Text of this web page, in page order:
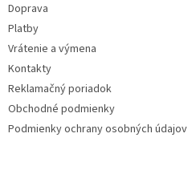
Doprava
Platby
Vrátenie a výmena
Kontakty
Reklamačný poriadok
Obchodné podmienky
Podmienky ochrany osobných údajov